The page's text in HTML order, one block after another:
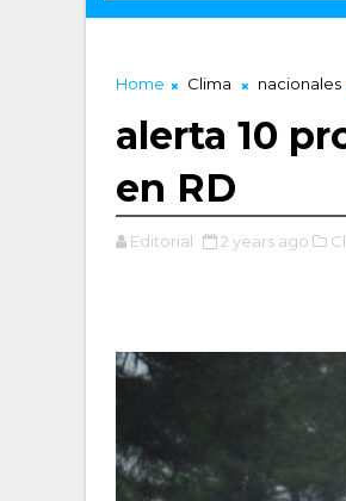
Home Clima nacionales
alerta 10
en RD
Editorial 2 years ago